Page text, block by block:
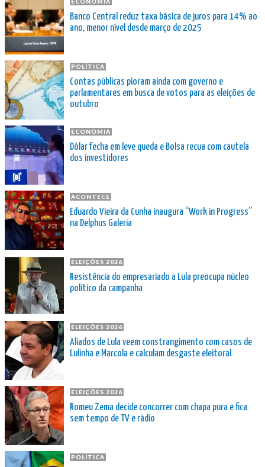
Banco Central reduz taxa básica de juros para 14% ao
ano, menor nível desde março de 2025
POLÍTICA
Contas públicas pioram ainda com governo e
parlamentares em busca de votos para as eleições de
outubro
ECONOMIA
Dólar fecha em leve queda e Bolsa recua com cautela
dos investidores
ACONTECE
Eduardo Vieira da Cunha inaugura “Work in Progress”
na Delphus Galeria
ELEIÇÕES 2026
Resistência do empresariado a Lula preocupa núcleo
político da campanha
ELEIÇÕES 2026
Aliados de Lula veem constrangimento com casos de
Lulinha e Marcola e calculam desgaste eleitoral
ELEIÇÕES 2026
Romeu Zema decide concorrer com chapa pura e fica
sem tempo de TV e rádio
POLÍTICA